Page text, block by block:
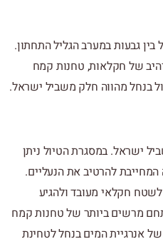
גבעות במערב הגליל התחתון.
של חקלאות, טחנות קמח
בנחל מהווה חלק משביל ישראל.
ישראל. במסגרת הטיול ניתן
להרטיב את הנעליים.
חקלאי מעובד ולהגיע
מרשים ביותר של טחנות קמח
אנרגיית המים בנחל לטחינת